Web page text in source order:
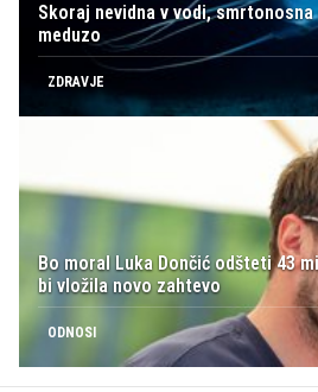
Skoraj nevidna v vodi,
meduzo
ZDRAVJE
Bo moral Luka Dončić odšteti 43
bi vložila novo zahtevo
ODNOSI